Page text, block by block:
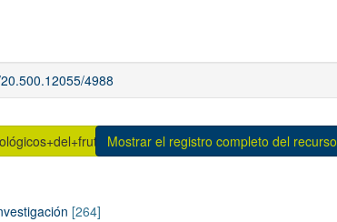
4988
(1.810Mb)
Mostrar el registro completo del recurso
[264]